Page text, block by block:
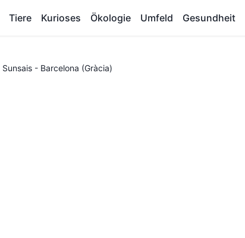
Tiere Kurioses Ökologie Umfeld Gesundheit
Sunsais - Barcelona (Gràcia)